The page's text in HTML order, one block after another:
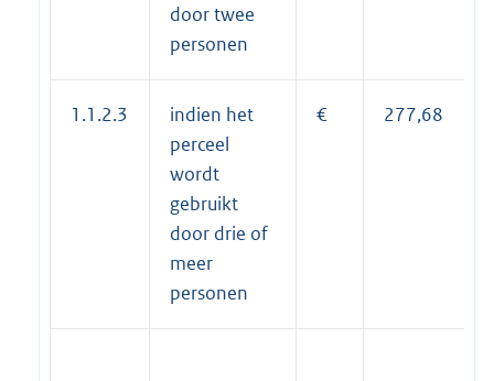
door twee
personen
1.1.2.3
indien het
perceel
wordt
gebruikt
door drie of
meer
personen
€ 277,68